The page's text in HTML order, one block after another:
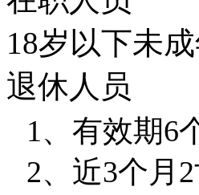
18岁以下未
退休人员
1、有效期6
2、近3个月